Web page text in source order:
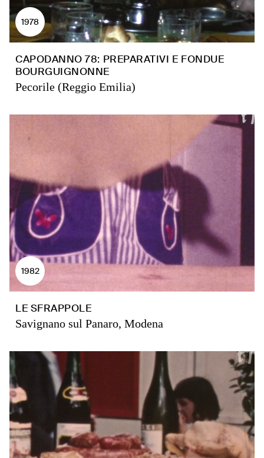
1978
CAPODANNO 78: PREPARATIVI E FONDUE
BOURGUIGNONNE
Pecorile (Reggio Emilia)
1982
LE SFRAPPOLE
Savignano sul Panaro, Modena